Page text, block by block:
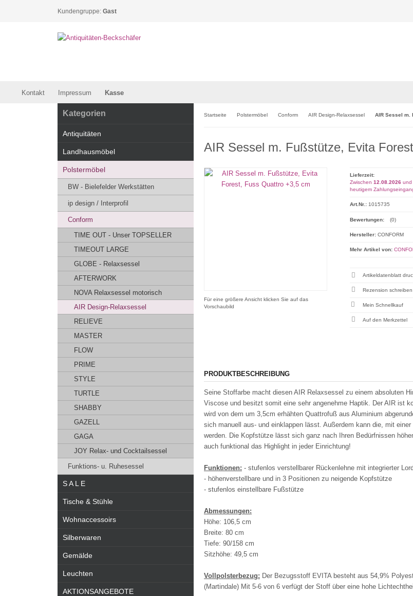
Kundengruppe: Gast
Kontakt Impressum Kasse
Startseite Polstermöbel Conform AIR Design-Relaxsessel AIR Sessel m.
AIR Sessel m. Fußstütze, Evita
Für eine größere Ansicht klicken Sie auf das
Vorschaubild
Lieferzeit:
Zwischen 12.08.2026und
heutigem
Art.Nr.: 1015735
Bewertungen: (0)
Hersteller: CONFORM
Mehr Artikel von:
Artikeldatenblatt
Rezension schreiben
Mein Schnellkauf
PRODUKTBESCHREIBUNG
Seine Stoffarbe macht diesen AIR Relaxsessel zu einem absoluten
Viscose und besitzt somit eine sehr angenehme Haptik. Der AIR ist
wird von dem um 3,5cm erhähten Quattrofuß aus Aluminium
sich manuell aus- und einklappen lässt. Außerdem kann die, mit
werden. Die Kopfstütze lässt sich ganz nach Ihren Bedürfnissen
auch funktional das Highlight in jeder Einrichtung!
Funktionen: - stufenlos verstellbarer Rückenlehne mit integrierter
- höhenverstellbare und in 3 Positionen zu neigende Kopfstütze
- stufenlos einstellbare Fußstütze
Abmessungen:
Höhe: 106,5 cm
Breite: 80 cm
Tiefe: 90/158 cm
Sitzhöhe: 49,5 cm
Vollpolsterbezug: Der Bezugsstoff EVITA besteht aus 54,9%
(Martindale) Mit 5-6 von 6 verfügt der Stoff über eine hohe
Kategorien
Antiquitäten
Landhausmöbel
Polstermöbel
BW - Bielefelder Werkstätten
ip design / Interprofil
Conform
TIME OUT - Unser TOPSELLER
TIMEOUT LARGE
GLOBE - Relaxsessel
AFTERWORK
NOVA Relaxsessel motorisch
AIR Design-Relaxsessel
RELIEVE
MASTER
FLOW
PRIME
STYLE
TURTLE
SHABBY
GAZELL
GAGA
JOY Relax- und Cocktailsessel
Funktions- u. Ruhesessel
S A L E
Tische & Stühle
Wohnaccessoirs
Silberwaren
Gemälde
Leuchten
AKTIONSANGEBOTE